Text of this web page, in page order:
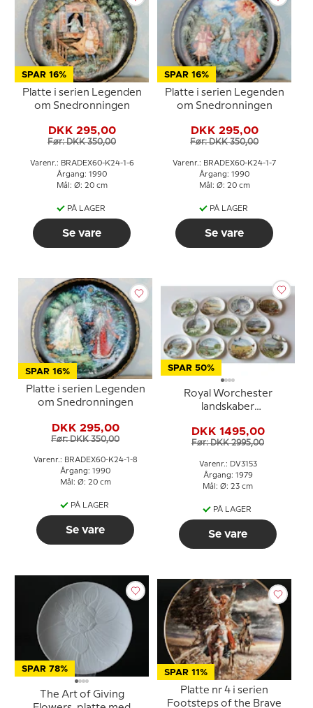
SPAR 16%
Platte i serien Legenden
om Snedronningen
DKK 295,00
Før: DKK 350,00
Varenr.: BRADEX60-K24-1-6
Årgang: 1990
Mål: Ø: 20 cm
PÅ LAGER
Se vare
SPAR 16%
Platte i serien Legenden
om Snedronningen
DKK 295,00
Før: DKK 350,00
Varenr.: BRADEX60-K24-1-7
Årgang: 1990
Mål: Ø: 20 cm
PÅ LAGER
Se vare
SPAR 16%
Platte i serien Legenden
om Snedronningen
DKK 295,00
Før: DKK 350,00
Varenr.: BRADEX60-K24-1-8
Årgang: 1990
Mål: Ø: 20 cm
PÅ LAGER
Se vare
SPAR 50%
Royal Worchester
landskaber
stk. - Franklin Porcelæn
DKK 1495,00
Før: DKK 2995,00
Varenr.: DV3153
Årgang: 1979
Mål: Ø: 23 cm
PÅ LAGER
Se vare
SPAR 78%
The Art of Giving
SPAR 11%
Platte nr 4 i serien
Footsteps of the Brave